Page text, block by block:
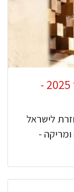
סופיה פאפאזוגלו בישראל מרץ 2025 -
לישראל
-